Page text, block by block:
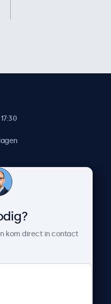
Beetronics
updates
Beetronics
voorwaarden
kom direct in contact